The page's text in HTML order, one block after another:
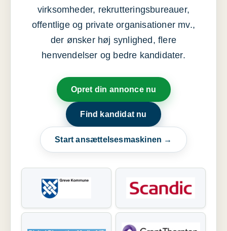
virksomheder, rekrutteringsbureauer,
offentlige og private organisationer mv.,
der ønsker høj synlighed, flere
henvendelser og bedre kandidater.
Opret din annonce nu
Find kandidat nu
Start ansættelsesmaskinen →